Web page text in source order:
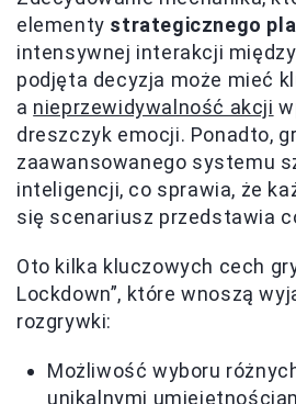
elementy strategicznego
intensywnej interakcji
podjęta decyzja może mieć
a nieprzewidywalność akcji
dreszczyk emocji. Ponadto,
zaawansowanego systemu
inteligencji, co sprawia, że
się scenariusz przedstawia
Oto kilka kluczowych cech
Lockdown”, które wnoszą
rozgrywki:
Możliwość wyboru
unikalnymi